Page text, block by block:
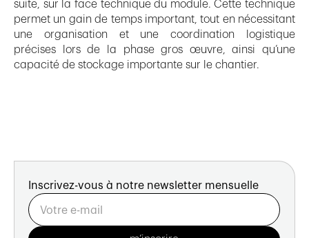
suite, sur la face technique du module. Cette technique
permet un gain de temps important, tout en nécessitant
une organisation et une coordination logistique
précises lors de la phase gros œuvre, ainsi qu’une
capacité de stockage importante sur le chantier.
Inscrivez-vous à notre newsletter mensuelle